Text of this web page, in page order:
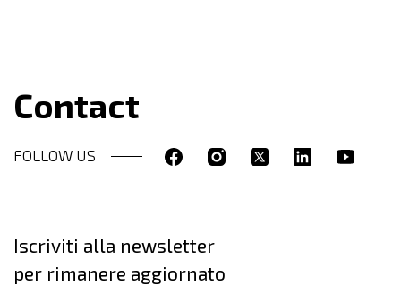
Contact
FOLLOW US
Iscriviti alla newsletter
per rimanere aggiornato